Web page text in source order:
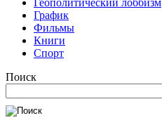
График
Фильмы
Книги
Спорт
Поиск